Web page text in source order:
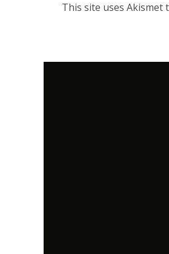
This site uses Akismet